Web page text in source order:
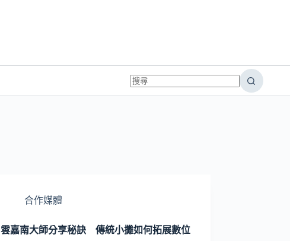
合作媒體
雲嘉南大師分享秘訣 傳統小攤如何拓展數位